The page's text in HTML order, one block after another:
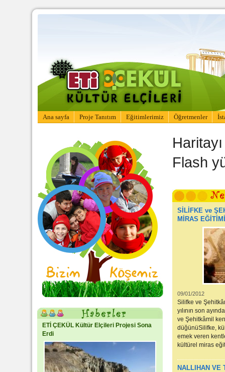
Ana sayfa Proje Tanıtım Eğitimlerimiz Öğretmenler
ETİ ÇEKÜL Kültür Elçileri Projesi Sona
Erdi
Flash
SİLİFKE ve
MİRAS EĞİTİMİ
09/01/2012
Silifke ve
yılının son
ve Şehitkâmil
düğünüSilifke,
emek veren
kültürel miras
NALLIHAN VE